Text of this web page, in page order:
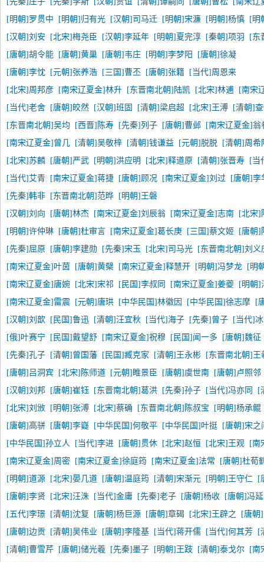
[明朝]罗贯中
[明朝]归有光 [汉朝]司马迁 [明朝]宋濂 [明朝]杨慎
[明
[汉朝]刘安
[北宋]梅尧臣 [汉朝]李延年 [明朝]夏完淳 [秦朝]项羽
[东
[唐朝]胡令能
[唐朝]黄巢 [唐朝]韦庄 [明朝]李梦阳
[唐朝]徐凝
[唐朝]李忱
[元朝]张养浩 [三国]曹丕 [唐朝]张籍
[当代]周恩来
[北宋]周邦彦
[南宋辽夏金]林升 [东晋南北朝]陆凯 [北宋]林逋
[南宋
[当代]老舍
[唐朝]皎然 [汉朝]班固 [清朝]梁启超 [北宋]王溥
[清朝]
[东晋南北朝]吴均
[西晋]陈寿 [先秦]列子 [唐朝]曹邺
[南宋辽夏金]翁
[南宋辽夏金]曾几
[清朝]吴敬梓 [清朝]钱谦益 [元朝]脱脱
[清朝]周希
[北宋]苏麟
[唐朝]严武 [明朝]洪应明 [北宋]释道原 [清朝]张晋寿
[当
[当代]艾青
[南宋辽夏金]蒋捷 [唐朝]顾况 [南宋辽夏金]刘过
[唐朝]李
[先秦]韩非
[东晋南北朝]范晔
[明朝]王磐
[汉朝]刘向
[唐朝]林杰 [南宋辽夏金]刘辰翁 [南宋辽夏金]志南
[北宋]
[明朝]许仲琳
[唐朝]杜审言 [南宋辽夏金]葛长庚 [三国]蔡文姬
[唐朝]
[先秦]屈原
[唐朝]李建勋 [先秦]宋玉 [北宋]司马光
[东晋南北朝]刘义
[南宋辽夏金]叶茵
[唐朝]黄檗 [南宋辽夏金]释慧开 [明朝]冯梦龙
[明
[南宋辽夏金]唐婉
[北宋]宋祁 [民国]李叔同 [南宋辽夏金]姜夔
[明朝]
[南宋辽夏金]雷震
[元朝]唐珙 [中华民国]林徽因 [中华民国]徐志摩
[
[汉朝]刘歆
[民国]鲁迅 [清朝]汪宜秋 [当代]海子 [先秦]曾子
[当代]
[俄]叶赛宁
[民国]戴望舒 [南宋辽夏金]祝穆 [民国]闻一多
[唐朝]魏征
[先秦]孔子
[清朝]曾国藩 [民国]臧克家 [清朝]王永彬
[东晋南北朝]王
[唐朝]吕洞宾
[北宋]陈师道 [元朝]睢景臣 [唐朝]虞世南
[唐朝]卢照邻
[汉朝]刘邦
[唐朝]崔钰 [东晋南北朝]葛洪 [先秦]孙子 [当代]冯亦同
[
[北宋]刘攽
[明朝]张溥 [北宋]蔡确 [东晋南北朝]陈叔宝
[明朝]杨承鲲
[唐朝]高骈
[唐朝]李嶷 [中华民国]何敬平 [中华民国]叶挺
[唐朝]宋之
[中华民国]孙立人
[当代]李进 [唐朝]贯休 [北宋]赵恒 [北宋]王观
[南
[南宋辽夏金]周密
[南宋辽夏金]徐庭筠 [南宋辽夏金]法常
[唐朝]杜荀
[明朝]道源
[北宋]晏几道 [唐朝]温庭筠 [清朝]宋渐元 [明朝]王守仁
[
[唐朝]李贤
[北宋]汪洙 [当代]金庸 [先秦]老子 [唐朝]杨收
[唐朝]冯
[五代]李璟
[清朝]沈复 [唐朝]杨巨源 [唐朝]章碣 [北宋]王辟之
[唐朝
[唐朝]边贡
[清朝]吴伟业 [唐朝]李隆基 [当代]蒋开儒 [当代]何其芳
[
[清朝]曹雪芹
[唐朝]储光羲 [先秦]墨子 [明朝]王跂 [清朝]泰戈尔
[南